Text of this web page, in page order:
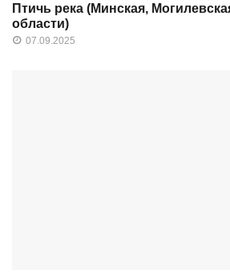
Птичь река (Минская,
области)
07.09.2025